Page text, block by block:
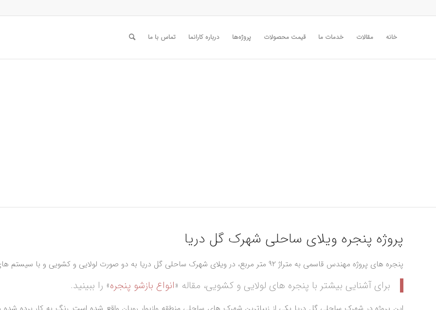
خانه مقالات خدمات ما قیمت محصولات پروژه‌ها درباره کارانما تماس با ما
پروژه پنجره ویلای ساحلی شهرک گل دریا
پنجره‌ های پروژه مهندس قاسمی به متراژ ۹۲ متر مربع، در ویلای شهرک ساحلی گل دریا به دو صورت لولایی و کشویی و با سیستم‌ های th60 و ts115 پروفیل ترمال بریک آکپا تولید شده‌اند.
برای آشنایی بیشتر با پنجره های لولایی و کشویی، مقاله «انواع بازشو پنجره» را ببینید.